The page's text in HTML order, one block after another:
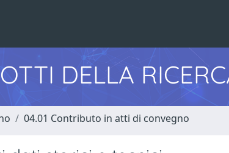
DELLA
04.01 Contributo in atti di convegno